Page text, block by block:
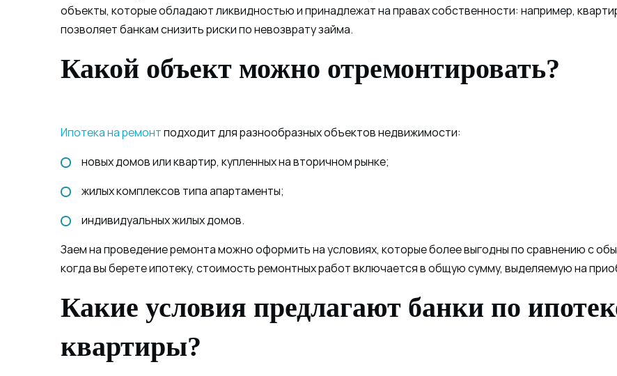
объекты, которые обладают ликвидностью и принадлежат на правах собственности: например,
позволяет банкам снизить риски по невозврату займа.
Какой объект можно отремонтировать?
Ипотека на ремонтподходит для разнообразных объектов недвижимости:
новых домов или квартир, купленных на вторичном рынке;
жилых комплексов типа апартаменты;
индивидуальных жилых домов.
Заем на проведение ремонта можно оформить на условиях, которые более выгодны по сравнению с
когда вы берете ипотеку, стоимость ремонтных работ включается в общую сумму, выделяемую на
Какие условия предлагают банки по
квартиры?